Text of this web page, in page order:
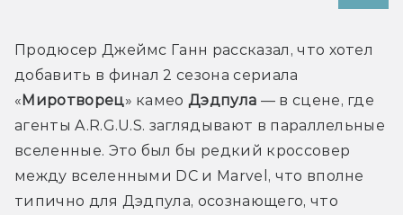
Продюсер Джеймс Ганн рассказал, что хотел
добавить в финал 2 сезона сериала
«Миротворец» камео Дэдпула — в сцене, где
агенты A.R.G.U.S. заглядывают в параллельные
вселенные. Это был бы редкий кроссовер
между вселенными DC и Marvel, что вполне
типично для Дэдпула, осознающего, что